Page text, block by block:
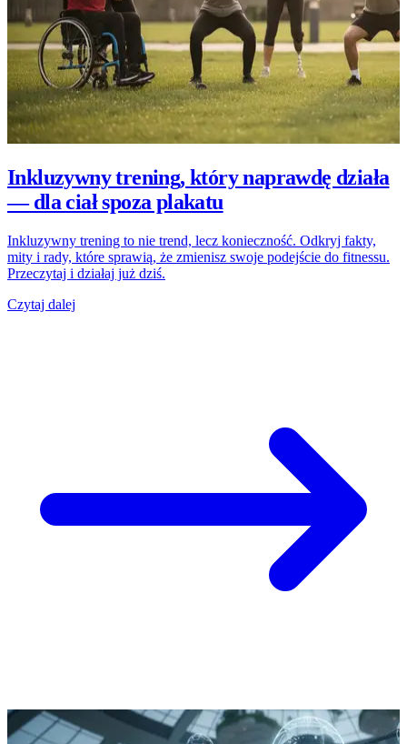
Inkluzywny trening, który naprawdę działa
— dla ciał spoza plakatu
Inkluzywny trening to nie trend, lecz konieczność. Odkryj fakty,
mity i rady, które sprawią, że zmienisz swoje podejście do fitnessu.
Przeczytaj i działaj już dziś.
Czytaj dalej